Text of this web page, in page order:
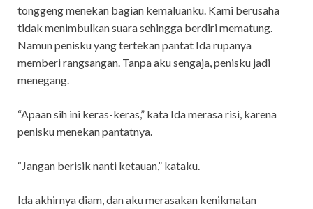
tonggeng menekan bagian kemaluanku. Kami berusaha
tidak menimbulkan suara sehingga berdiri mematung.
Namun penisku yang tertekan pantat Ida rupanya
memberi rangsangan. Tanpa aku sengaja, penisku jadi
menegang.
“Apaan sih ini keras-keras,” kata Ida merasa risi, karena
penisku menekan pantatnya.
“Jangan berisik nanti ketauan,” kataku.
Ida akhirnya diam, dan aku merasakan kenikmatan